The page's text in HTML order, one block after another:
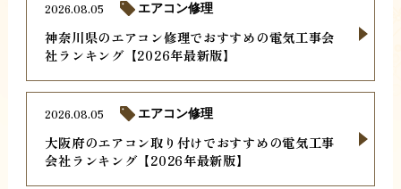
神奈川県のエアコン修理でおすすめの電気工事会
社ランキング【2026年最新版】
2026.08.05 エアコン修理
大阪府のエアコン取り付けでおすすめの電気工事
会社ランキング【2026年最新版】
2026.08.05 エアコン修理